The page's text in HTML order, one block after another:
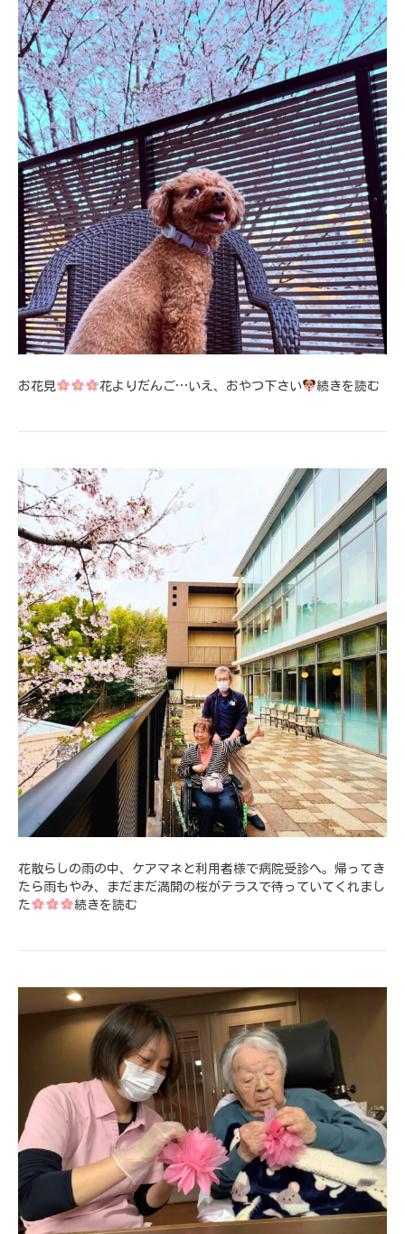
お花見 花よりだんご…いえ、おやつ下さい 続きを読む
花散らしの雨の中、ケアマネと利用者様で病院受診へ。帰ってき
たら雨もやみ、まだまだ満開の桜がテラスで待っていてくれまし
た
続きを読む